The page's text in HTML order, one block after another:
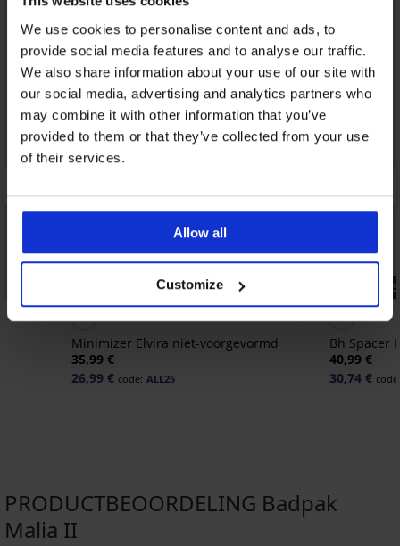
We use cookies to personalise content and ads, to
provide social media features and to analyse our traffic.
We also share information about your use of our site with
our social media, advertising and analytics partners who
may combine it with other information that you’ve
provided to them or that they’ve collected from your use
of their services.
Allow all
Customize
4,9
4,8
Minimizer Elvira niet-voorgevormd
35,99 €
26,99 € code: ALL25
-25% ALL25
Bh Spacer
40,99 €
30,74 € code:
PRODUCTBEOORDELING Badpak
Malia II